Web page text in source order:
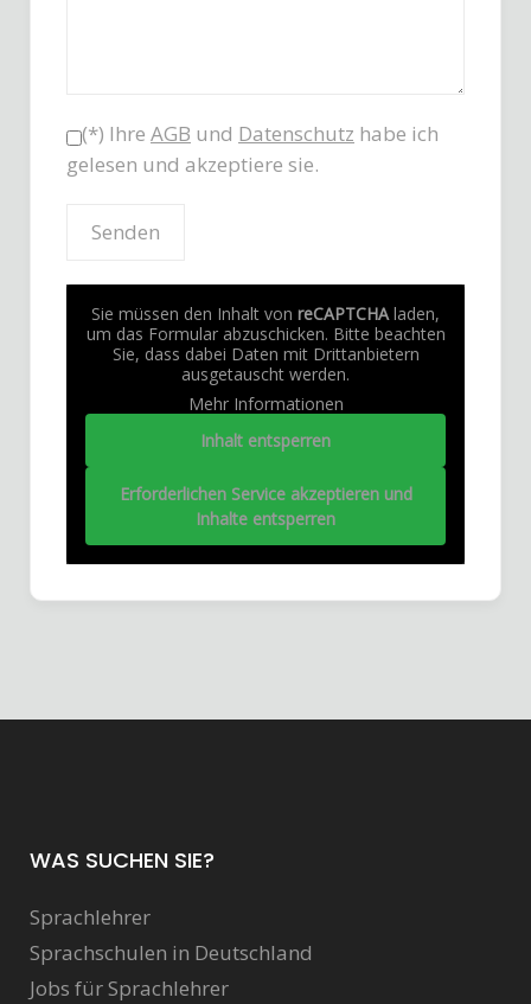
(*) Ihre AGB und Datenschutz habe ich
gelesen und akzeptiere sie.
Sie müssen den Inhalt von reCAPTCHAladen,
um das Formular abzuschicken. Bitte beachten
Sie, dass dabei Daten mit Drittanbietern
ausgetauscht werden.
Mehr Informationen
Inhalt entsperren
Erforderlichen Service akzeptieren und
Inhalte entsperren
WAS SUCHEN SIE?
Sprachlehrer
Sprachschulen in Deutschland
Jobs für Sprachlehrer